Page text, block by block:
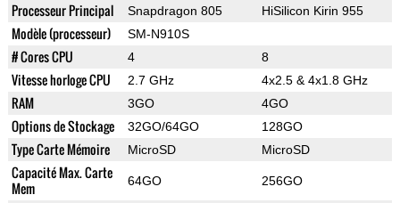
Processeur Principal Snapdragon 805 HiSilicon Kirin 955
Modèle (processeur) SM-N910S
# Cores CPU 4 8
Vitesse horloge CPU 2.7 GHz 4x2.5 & 4x1.8 GHz
RAM 3GO 4GO
Options de Stockage 32GO/64GO 128GO
Type Carte Mémoire MicroSD MicroSD
Capacité Max. Carte
Mem
64GO 256GO